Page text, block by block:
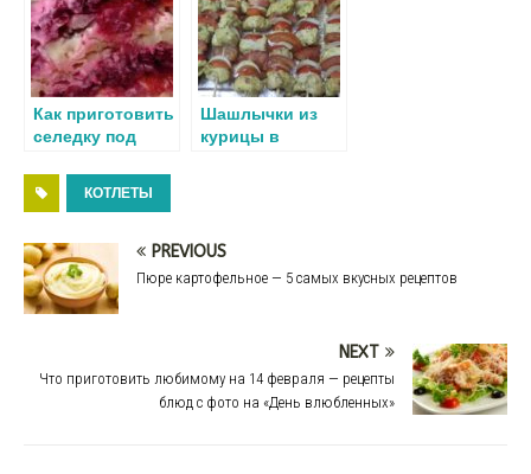
Как приготовить
селедку под
пошаговый
рецепт с фото
Шашлычки из
курицы в
КОТЛЕТЫ
PREVIOUS
Пюре картофельное — 5 самых вкусных рецептов
NEXT
Что приготовить любимому на 14 февраля — рецепты
блюд с фото на «День влюбленных»